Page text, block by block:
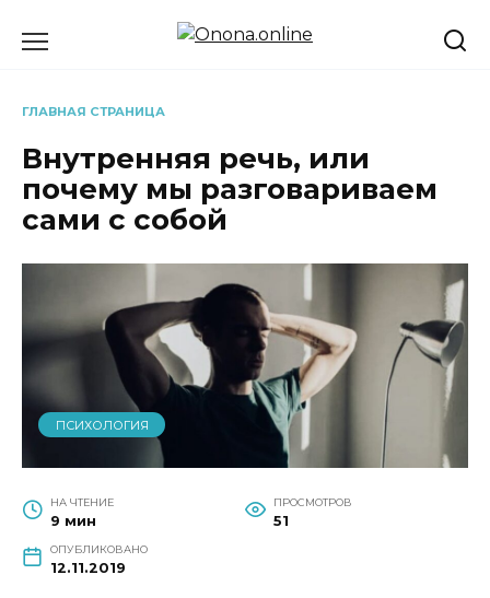
ГЛАВНАЯ СТРАНИЦА
Внутренняя речь, или
почему мы разговариваем
сами с собой
ПСИХОЛОГИЯ
НА ЧТЕНИЕ
9 мин
ПРОСМОТРОВ
51
ОПУБЛИКОВАНО
12.11.2019